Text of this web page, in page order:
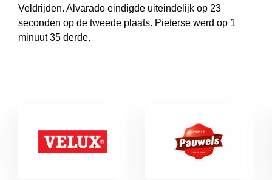
Veldrijden. Alvarado eindigde uiteindelijk op 23
seconden op de tweede plaats. Pieterse werd op 1
minuut 35 derde.